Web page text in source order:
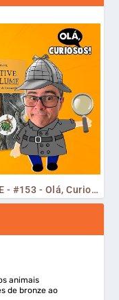
MEMÓRIAS DA COLEÇÃO VAGA-LUME - #153 - Olá, Curiosos! 2023
animais
de bronze ao